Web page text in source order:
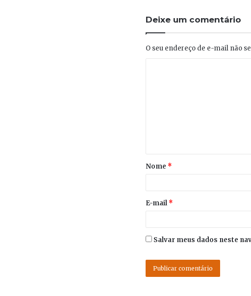
Deixe um comentário
O seu endereço de e-mail não
Nome *
E-mail *
Salvar meus dados neste